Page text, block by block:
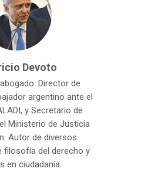
Devoto
Director de
argentino ante el
y Secretario de
Ministerio de Justicia
Autor de diversos
filosofía del derecho y
en ciudadanía.